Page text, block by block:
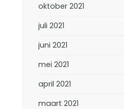
oktober 2021
juli 2021
juni 2021
mei 2021
april 2021
maart 2021